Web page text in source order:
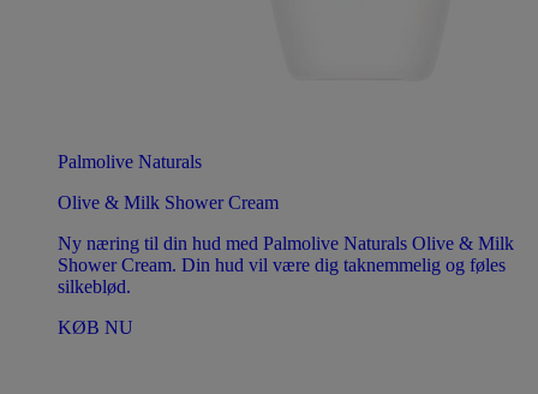
Palmolive Naturals
Olive & Milk Shower Cream
Ny næring til din hud med Palmolive Naturals Olive & Milk
Shower Cream. Din hud vil være dig taknemmelig og føles
silkeblød.
KØB NU